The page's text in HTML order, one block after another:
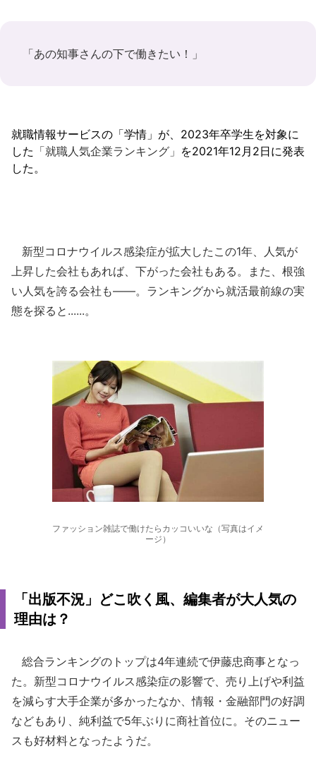
「あの知事さんの下で働きたい！」
就職情報サービスの「学情」が、2023年卒学生を対象に
した 「就職人気企業ランキング」 を2021年12月2日に発表
した。
新型コロナウイルス感染症が拡大したこの1年、人気が
上昇した会社もあれば、下がった会社もある。また、根強
い人気を誇る会社も――。ランキングから就活最前線の実
態を探ると......。
ファッション雑誌で働けたらカッコいいな（写真はイメ
ージ）
「出版不況」どこ吹く風、編集者が大人気の
理由は？
総合ランキングのトップは4年連続で伊藤忠商事となっ
た。新型コロナウイルス感染症の影響で、売り上げや利益
を減らす大手企業が多かったなか、情報・金融部門の好調
などもあり、純利益で5年ぶりに商社首位に。そのニュー
スも好材料となったようだ。